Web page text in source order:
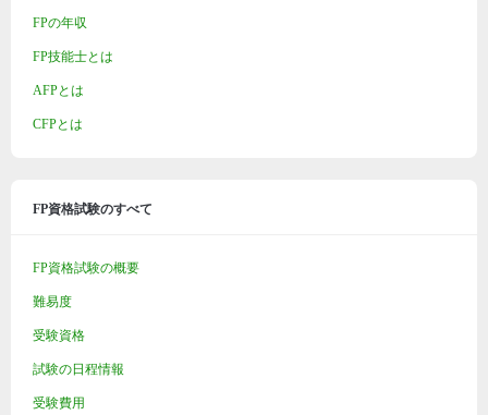
FPの年収
FP技能士とは
AFPとは
CFPとは
FP資格試験のすべて
FP資格試験の概要
難易度
受験資格
試験の日程情報
受験費用